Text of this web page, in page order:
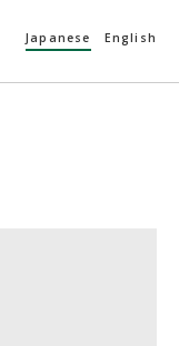
Japanese English